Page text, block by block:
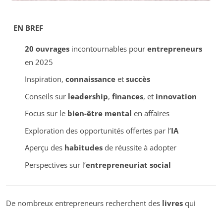
EN BREF
20 ouvragesincontournables pour entrepreneurs
en 2025
Inspiration, connaissanceet succès
Conseils sur leadership, finances, et innovation
Focus sur le bien-être mental en affaires
Exploration des opportunités offertes par l’IA
Aperçu des habitudesde réussite à adopter
Perspectives sur l’entrepreneuriat social
De nombreux entrepreneurs recherchent des livres qui